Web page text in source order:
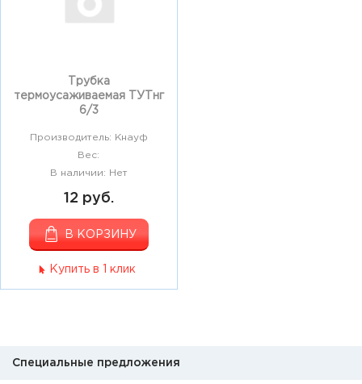
Трубка
термоусаживаемая ТУТнг
6/3
Производитель: Кнауф
Вес:
В наличии: Нет
12 руб.
В КОРЗИНУ
Купить в 1 клик
Специальные предложения